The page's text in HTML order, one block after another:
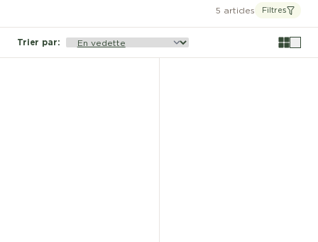
5 articles Filtres
Trier par: